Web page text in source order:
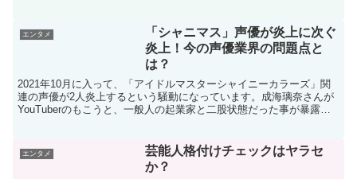
エンタメ
「シャニマス」声優が炎上に次ぐ
炎上！今の声優業界の問題点と
は？
2021年10月に入って、「アイドルマスターシャイニーカラーズ」関
連の声優が2人炎上するという騒動になっています。成海璃奈さんが
YouTuberのもこうと、一般人の起業家と二股状態だった事が暴露さ
エンタメ
芸能人格付けチェックはヤラセ
か？